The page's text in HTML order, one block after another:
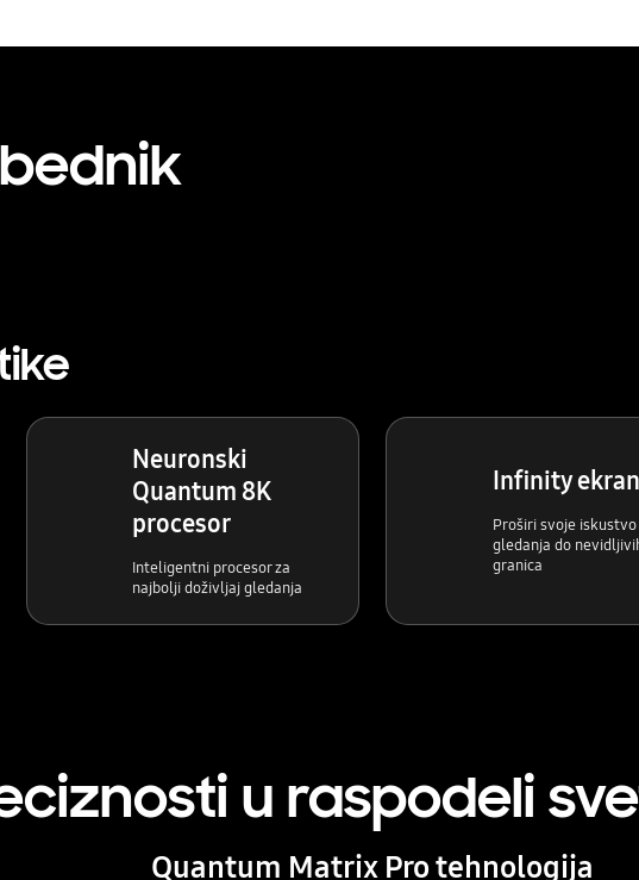
Neuronski
Quantum 8K
procesor
Inteligentni procesor za
najbolji doživljaj gledanja
Infinity ekran
Proširi svoje iskustvo
gledanja do
granica
u raspodeli
Quantum Matrix Pro tehnologija